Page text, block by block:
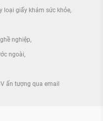
loại giấy khám sức khỏe
nghiệp
ngoài
ấn tượng qua email